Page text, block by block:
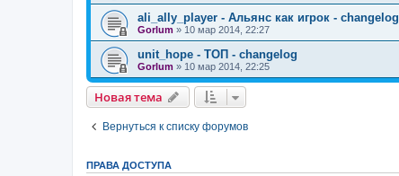
ali_ally_player - Альянс как игрок - changelog
Gorlum » 10 мар 2014, 22:27
unit_hope - TOП - changelog
Gorlum » 10 мар 2014, 22:25
Новая тема
Вернуться к списку форумов
ПРАВА ДОСТУПА